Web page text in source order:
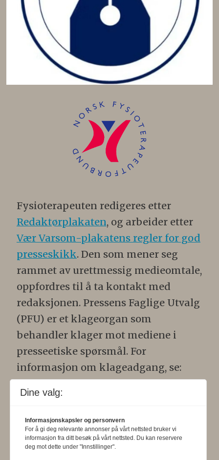
Fysioterapeuten redigeres etter
Redaktørplakaten, og arbeider etter
Vær Varsom-plakatens regler for god
presseskikk. Den som mener seg
rammet av urettmessig medieomtale,
oppfordres til å ta kontakt med
redaksjonen. Pressens Faglige Utvalg
(PFU) er et klageorgan som
behandler klager mot mediene i
presseetiske spørsmål. For
informasjon om klageadgang, se:
www.presse.no.
skal gjennom en saklig og fri
informasjons- og opinionsformidling
Dine valg:
Informasjonskapsler og personvern
For å gi deg relevante annonser på vårt nettsted bruker vi
informasjon fra ditt besøk på vårt nettsted. Du kan reservere
deg mot dette under "Innstillinger".